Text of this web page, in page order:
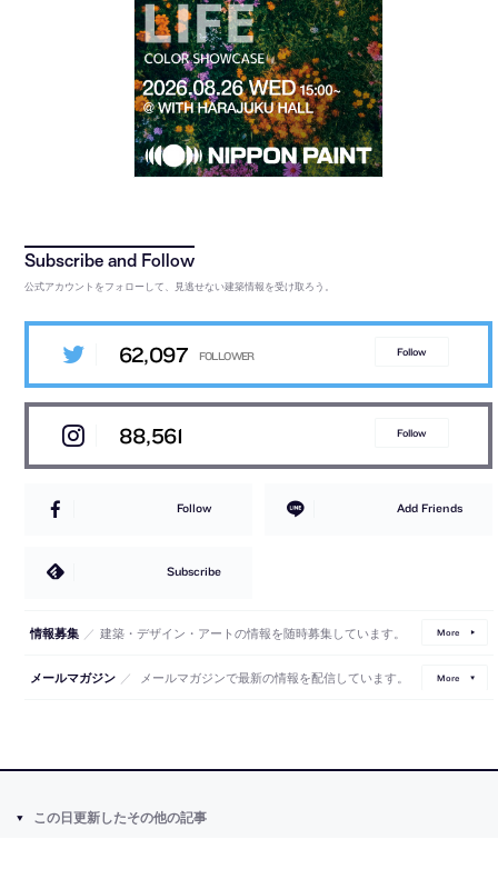
公式アカウントをフォローして、見逃せない建築情報を受け取ろう。
62,097 Follow
88,561 Follow
Follow Add Friends
Subscribe
情報募集 ／ 建築・デザイン・アートの情報を随時募集しています。 More
メールマガジン ／ メールマガジンで最新の情報を配信しています。 More
この日更新したその他の記事